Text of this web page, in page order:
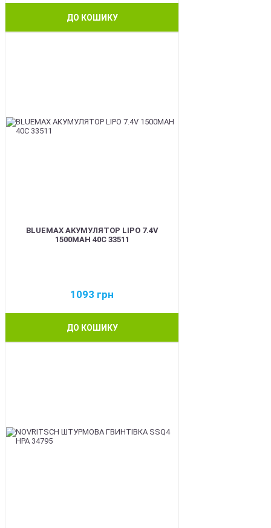
ДО КОШИКУ
BLUEMAX АКУМУЛЯТОР LIPO 7.4V
1500MAH 40C 33511
1093 грн
ДО КОШИКУ